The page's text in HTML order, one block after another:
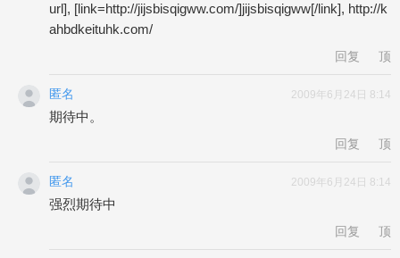
url], [link=http://jijsbisqigww.com/]jijsbisqigww[/link], http://k
ahbdkeituhk.com/
回复 顶
匿名 2009年6月24日 8:14
期待中。
回复 顶
匿名 2009年6月24日 8:14
强烈期待中
回复 顶